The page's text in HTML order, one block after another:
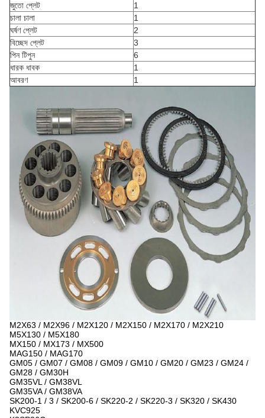
জুতো প্লেট
1
চালা চালা
1
ঘর্ষণ প্লেট
2
বিচ্ছেদ প্লেট
3
পিন টিপুন
6
ধারক ধাবক
1
আবরণ
1
M2X63 / M2X96 / M2X120 / M2X150 / M2X170 / M2X210
M5X130 / M5X180
MX150 / MX173 / MX500
MAG150 / MAG170
GM05 / GM07 / GM08 / GM09 / GM10 / GM20 / GM23 / GM24 /
GM28 / GM30H
GM35VL / GM38VL
GM35VA / GM38VA
SK200-1 / 3 / SK200-6 / SK220-2 / SK220-3 / SK320 / SK430
KVC925